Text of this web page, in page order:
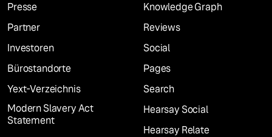
Presse
Partner
Investoren
Bürostandorte
Yext-Verzeichnis
Modern Slavery Act
Statement
Knowledge Graph
Reviews
Social
Pages
Search
Hearsay Social
Hearsay Relate